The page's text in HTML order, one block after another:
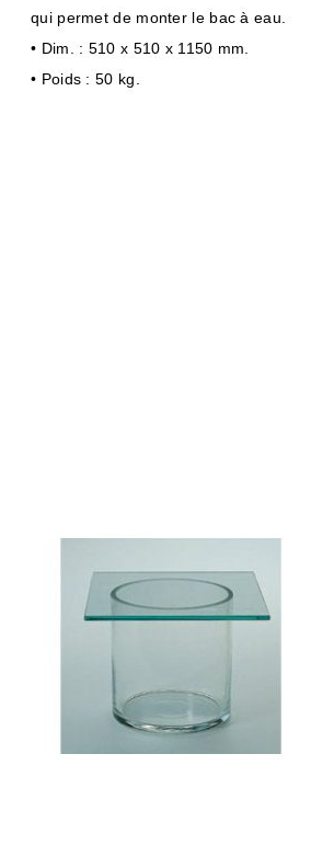
qui permet de monter le bac à eau.
• Dim. : 510 x 510 x 1150 mm.
• Poids : 50 kg.